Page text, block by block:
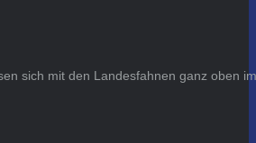
sich mit den Landesfahnen ganz oben